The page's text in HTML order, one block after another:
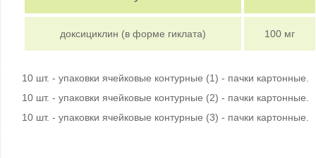
доксициклин (в форме гиклата) 100 мг
10 шт. - упаковки ячейковые контурные (1) - пачки картонные.
10 шт. - упаковки ячейковые контурные (2) - пачки картонные.
10 шт. - упаковки ячейковые контурные (3) - пачки картонные.